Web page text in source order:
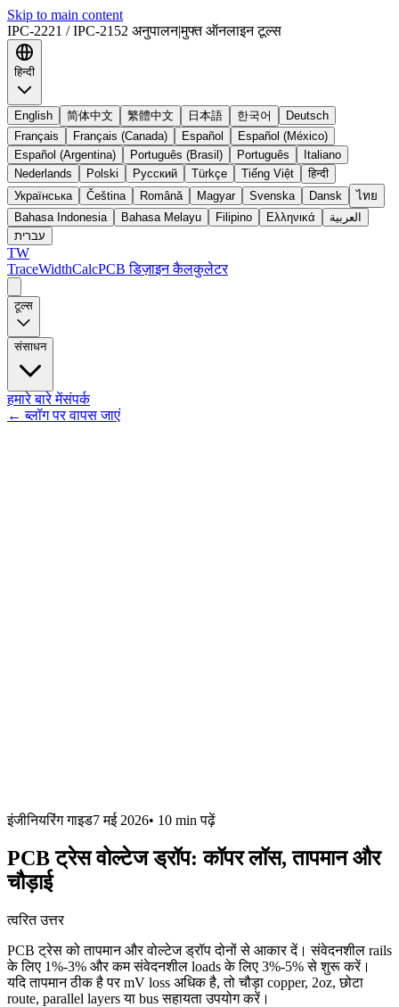
Skip to main content
IPC-2221 / IPC-2152 अनुपालन|मुफ्त ऑनलाइन टूल्स
हिन्दी
English 简体中文 繁體中文 日本語 한국어
Deutsch
Français
Français (Canada) Español
Español (México)
Español (Argentina)
Português (Brasil) Português
Italiano
Nederlands
Polski Русский Türkçe Tiếng Việt
हिन्दी
Українська
Čeština Română Magyar Svenska Dansk
ไทย
Bahasa Indonesia
Bahasa Melayu Filipino Ελληνικά
العربية
עברית
TW
TraceWidthCalcPCB डिज़ाइन कैलकुलेटर
टूल्स
संसाधन
हमारे बारे मेंसंपर्क
← ब्लॉग पर वापस जाएं
इंजीनियरिंग गाइड7 मई 2026• 10 min पढ़ें
PCB ट्रेस वोल्टेज ड्रॉप: कॉपर लॉस, तापमान और
चौड़ाई
त्वरित उत्तर
PCB ट्रेस को तापमान और वोल्टेज ड्रॉप दोनों से आकार दें। संवेदनशील rails
के लिए 1%-3% और कम संवेदनशील loads के लिए 3%-5% से शुरू करें।
यदि तापमान ठीक है पर mV loss अधिक है, तो चौड़ा copper, 2oz, छोटा
route, parallel layers या bus सहायता उपयोग करें।